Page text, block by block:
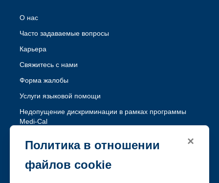
О нас
Часто задаваемые вопросы
Карьера
Свяжитесь с нами
Форма жалобы
Услуги языковой помощи
Недопущение дискриминации в рамках программы
Medi-Cal
Healthy Workers HMO
Следуйте за SFHP
×
Политика в отношении
файлов cookie